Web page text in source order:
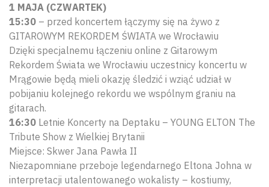
1 MAJA (CZWARTEK)
15:30 – przed koncertem łączymy się na żywo z
GITAROWYM REKORDEM ŚWIATA we Wrocławiu
Dzięki specjalnemu łączeniu online z Gitarowym
Rekordem Świata we Wrocławiu uczestnicy koncertu w
Mrągowie będą mieli okazję śledzić i wziąć udział w
pobijaniu kolejnego rekordu we wspólnym graniu na
gitarach.
16:30 Letnie Koncerty na Deptaku – YOUNG ELTON The
Tribute Show z Wielkiej Brytanii
Miejsce: Skwer Jana Pawła II
Niezapomniane przeboje legendarnego Eltona Johna w
interpretacji utalentowanego wokalisty – kostiumy,